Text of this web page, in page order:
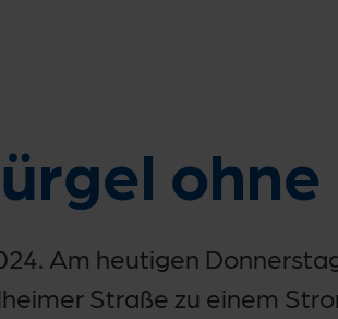
Am heutigen
Straße zu einem